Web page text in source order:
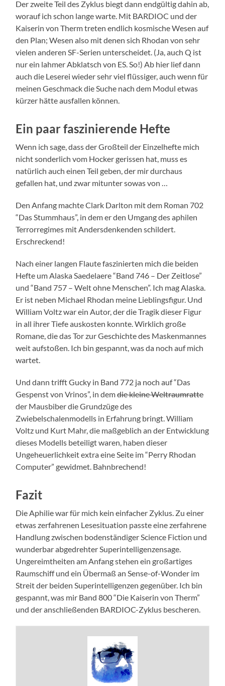
Der zweite Teil des Zyklus biegt dann endgültig dahin ab,
worauf ich schon lange warte. Mit BARDIOC und der
Kaiserin von Therm treten endlich kosmische Wesen auf
den Plan; Wesen also mit denen sich Rhodan von sehr
vielen anderen SF-Serien unterscheidet. (Ja, auch Q ist
nur ein lahmer Abklatsch von ES. So!) Ab hier lief dann
auch die Leserei wieder sehr viel flüssiger, auch wenn für
meinen Geschmack die Suche nach dem Modul etwas
kürzer hätte ausfallen können.
Ein paar faszinierende Hefte
Wenn ich sage, dass der Großteil der Einzelhefte mich
nicht sonderlich vom Hocker gerissen hat, muss es
natürlich auch einen Teil geben, der mir durchaus
gefallen hat, und zwar mitunter sowas von …
Den Anfang machte Clark Darlton mit dem Roman 702
“Das Stummhaus”, in dem er den Umgang des aphilen
Terrorregimes mit Andersdenkenden schildert.
Erschreckend!
Nach einer langen Flaute faszinierten mich die beiden
Hefte um Alaska Saedelaere “Band 746 – Der Zeitlose”
und “Band 757 – Welt ohne Menschen”. Ich mag Alaska.
Er ist neben Michael Rhodan meine Lieblingsfigur. Und
William Voltz war ein Autor, der die Tragik dieser Figur
in all ihrer Tiefe auskosten konnte. Wirklich große
Romane, die das Tor zur Geschichte des Maskenmannes
weit aufstoßen. Ich bin gespannt, was da noch auf mich
wartet.
Und dann trifft Gucky in Band 772 ja noch auf “Das
Gespenst von Vrinos”, in demdie kleine Weltraumratte
der Mausbiber die Grundzüge des
Zwiebelschalenmodells in Erfahrung bringt. William
Voltz und Kurt Mahr, die maßgeblich an der Entwicklung
dieses Modells beteiligt waren, haben dieser
Ungeheuerlichkeit extra eine Seite im “Perry Rhodan
Computer” gewidmet. Bahnbrechend!
Fazit
Die Aphilie war für mich kein einfacher Zyklus. Zu einer
etwas zerfahrenen Lesesituation passte eine zerfahrene
Handlung zwischen bodenständiger Science Fiction und
wunderbar abgedrehter Superintelligenzensage.
Ungereimtheiten am Anfang stehen ein großartiges
Raumschiff und ein Übermaß an Sense-of-Wonder im
Streit der beiden Superintelligenzen gegenüber. Ich bin
gespannt, was mir Band 800 “Die Kaiserin von Therm”
und der anschließenden BARDIOC-Zyklus bescheren.